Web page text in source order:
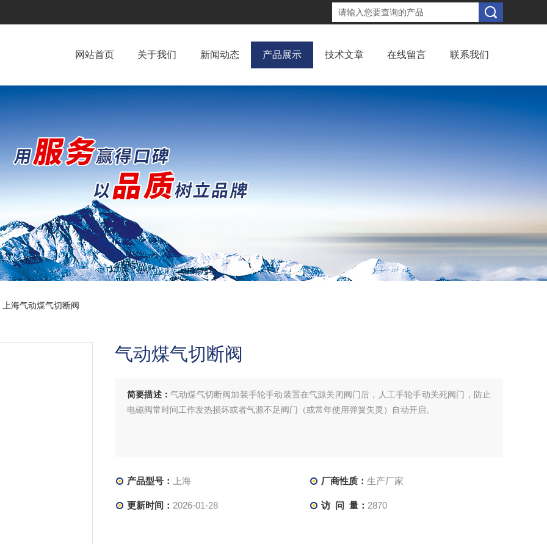
网站首页 关于我们 新闻动态 产品展示 技术文章 在线留言 联系我们
海气动煤气切断阀
气动煤气切断阀
简要描述： 气动煤气切断阀加装手轮手动装置在气源关闭阀门后，人工手轮手动关死阀门，防止
电磁阀常时间工作发热损坏或者气源不足阀门（或常年使用弹簧失灵）自动开启。
产品型号： 上海 厂商性质： 生产厂家
更新时间： 2026-01-28 访 问 量： 2870